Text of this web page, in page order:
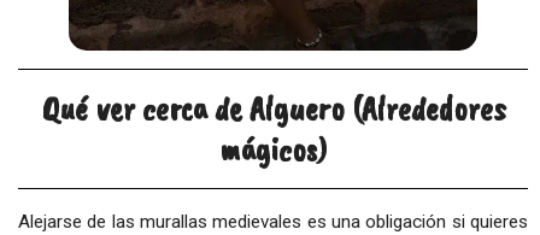
Qué ver cerca de Alguero (Alrededores
mágicos)
Alejarse de las murallas medievales es una obligación si quieres